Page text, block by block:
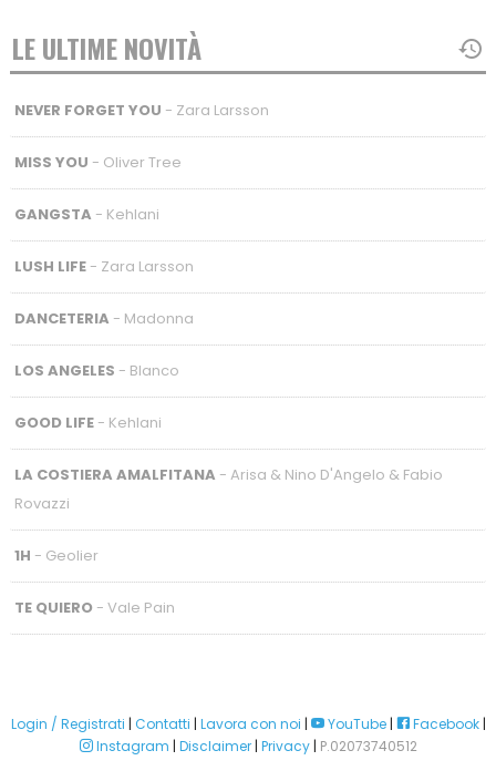
LE ULTIME NOVITÀ
NEVER FORGET YOU - Zara Larsson
MISS YOU - Oliver Tree
GANGSTA - Kehlani
LUSH LIFE- Zara Larsson
DANCETERIA - Madonna
LOS ANGELES - Blanco
GOOD LIFE- Kehlani
LA COSTIERA AMALFITANA - Arisa & Nino D'Angelo & Fabio
Rovazzi
1H - Geolier
TE QUIERO- Vale Pain
Login / Registrati | Contatti | Lavora con noi | YouTube| Facebook|
Instagram | Disclaimer| Privacy| P.02073740512